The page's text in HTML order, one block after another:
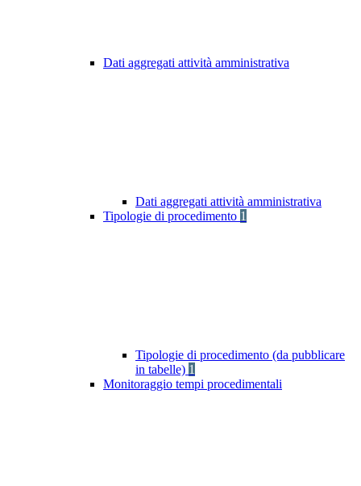
Dati aggregati attività amministrativa
Dati aggregati attività amministrativa
Tipologie di procedimento 1
Tipologie di procedimento (da pubblicare
in tabelle) 1
Monitoraggio tempi procedimentali